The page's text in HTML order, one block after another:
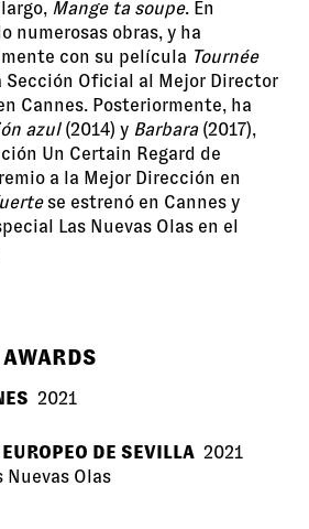
Mange ta soupe. En
numerosas obras, y ha
con su película Tournée
Sección Oficial al Mejor Director
Cannes. Posteriormente, ha
azul (2014) y Barbara(2017),
Un Certain Regard de
a la Mejor Dirección en
se estrenó en Cannes y
Las Nuevas Olas en el
2021
DE SEVILLA 2021
Nuevas Olas